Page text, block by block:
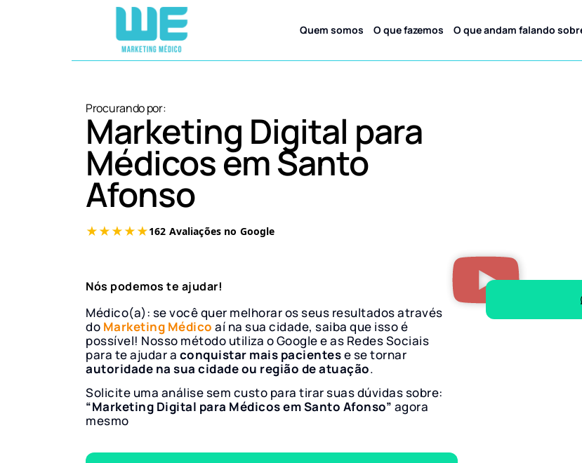
Quem somos O que fazemos O que andam falando
Procurando por:
Marketing Digital para
Médicos em Santo
Afonso
Nós podemos te ajudar!
Médico(a): se você quer melhorar os seus resultados através
do Marketing Médico aí na sua cidade, saiba que isso é
possível! Nosso método utiliza o Google e as Redes Sociais
para te ajudar a conquistar mais pacientese se tornar
autoridade na sua cidade ou região de atuação.
Solicite uma análise sem custo para tirar suas dúvidas sobre:
“Marketing Digital para Médicos em Santo Afonso” agora
mesmo